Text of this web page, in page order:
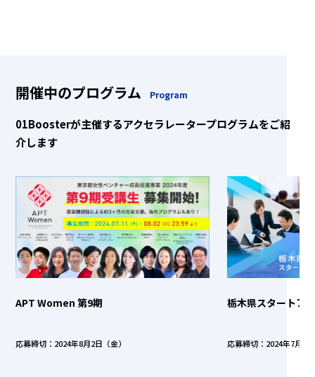
開催中のプログラム Program
01Boosterが主催するアクセラレータープログラムをご紹
介します
APT Women 第9期
応募締切：2024年8月2日（金）
栃木県スタートア
応募締切：2024年7月19